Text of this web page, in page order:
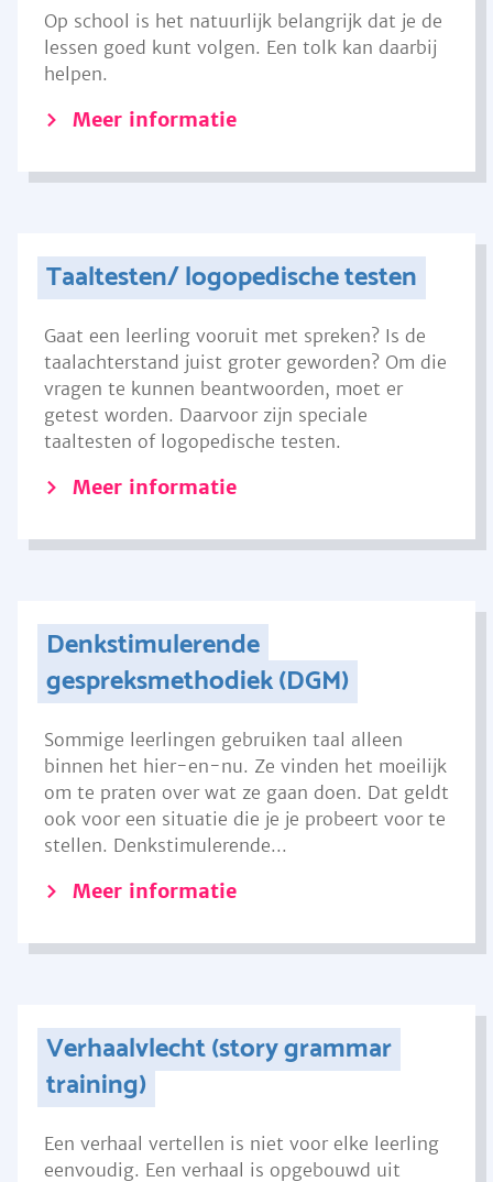
Op school is het natuurlijk belangrijk dat je de
lessen goed kunt volgen. Een tolk kan daarbij
helpen.
Meer informatie
Taaltesten/ logopedische testen
Gaat een leerling vooruit met spreken? Is de
taalachterstand juist groter geworden? Om die
vragen te kunnen beantwoorden, moet er
getest worden. Daarvoor zijn speciale
taaltesten of logopedische testen.
Meer informatie
Denkstimulerende
gespreksmethodiek (DGM)
Sommige leerlingen gebruiken taal alleen
binnen het hier-en-nu. Ze vinden het moeilijk
om te praten over wat ze gaan doen. Dat geldt
ook voor een situatie die je je probeert voor te
stellen. Denkstimulerende...
Meer informatie
Verhaalvlecht (story grammar
training)
Een verhaal vertellen is niet voor elke leerling
eenvoudig. Een verhaal is opgebouwd uit